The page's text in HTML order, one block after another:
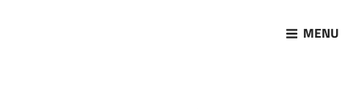
MENU